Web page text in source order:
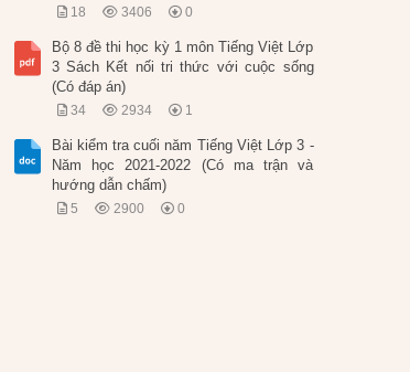
18 3406 0
Bộ 8 đề thi học kỳ 1 môn Tiếng Việt Lớp
3 Sách Kết nối tri thức với cuộc sống
(Có đáp án)
34 2934 1
Bài kiểm tra cuối năm Tiếng Việt Lớp 3 -
Năm học 2021-2022 (Có ma trận và
hướng dẫn chấm)
5 2900 0